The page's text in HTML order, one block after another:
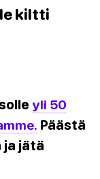
kiltti
yli 50
Päästä
ja jätä